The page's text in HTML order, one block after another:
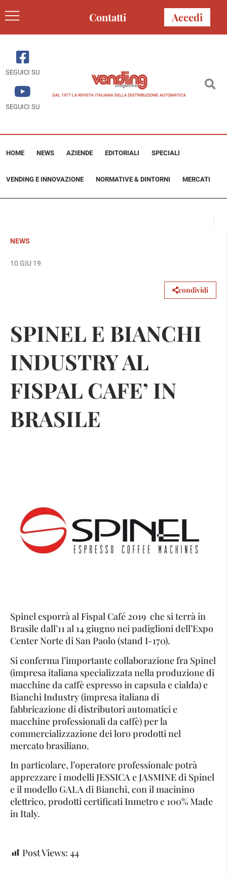
Contatti Accedi
SEGUICI SU
SEGUICI SU
HOME NEWS AZIENDE EDITORIALI SPECIALI
VENDING E INNOVAZIONE NORMATIVE & DINTORNI MERCATI
NEWS
10 GIU 19
condividi
SPINEL E BIANCHI
INDUSTRY AL
FISPAL CAFE’ IN
BRASILE
Spinel esporrà al Fispal Café 2019 che si terrà in
Brasile dall’11 al 14 giugno nei padiglioni dell’Expo
Center Norte di San Paolo (stand I-170).
Si conferma l’importante collaborazione fra Spinel
(impresa italiana specializzata nella produzione di
macchine da caffè espresso in capsula e cialda) e
Bianchi Industry (impresa italiana di
fabbricazione di distributori automatici e
macchine professionali da caffè) per la
commercializzazione dei loro prodotti nel
mercato brasiliano.
In particolare, l’operatore professionale potrà
apprezzare i modelli JESSICA e JASMINE di Spinel
e il modello GALA di Bianchi, con il macinino
elettrico, prodotti certificati Inmetro e 100% Made
in Italy.
Post Views: 44